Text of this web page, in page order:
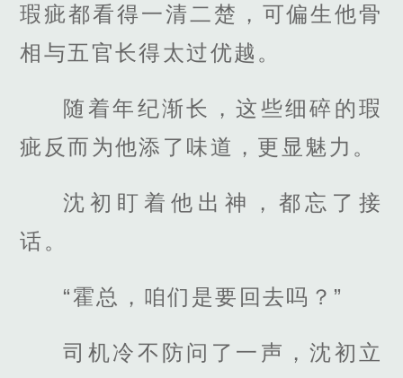
瑕疵都看得一清二楚，可偏生他骨
相与五官长得太过优越。
随着年纪渐长，这些细碎的瑕
疵反而为他添了味道，更显魅力。
沈初盯着他出神，都忘了接
话。
“霍总，咱们是要回去吗？”
司机冷不防问了一声，沈初立